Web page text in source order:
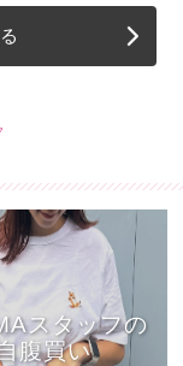
スタッフの
腹買い